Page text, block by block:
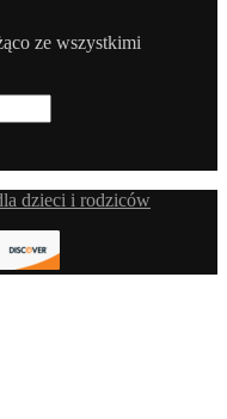
ze wszystkimi
dzieci i rodziców